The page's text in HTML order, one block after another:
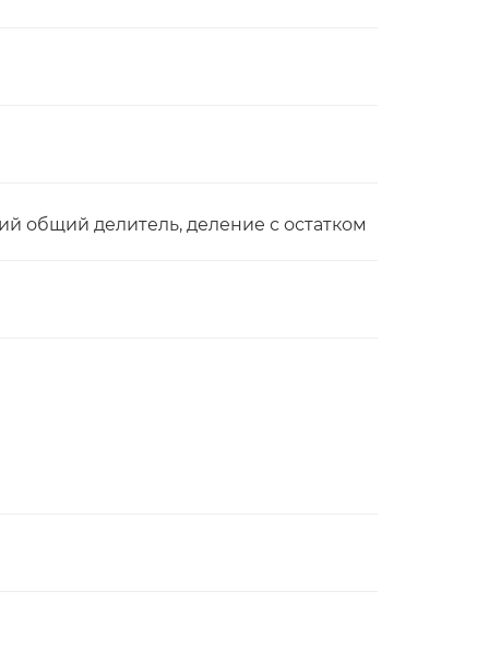
общий делитель, деление с остатком